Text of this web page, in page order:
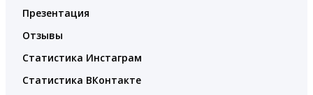
Презентация
Отзывы
Статистика Инстаграм
Статистика ВКонтакте